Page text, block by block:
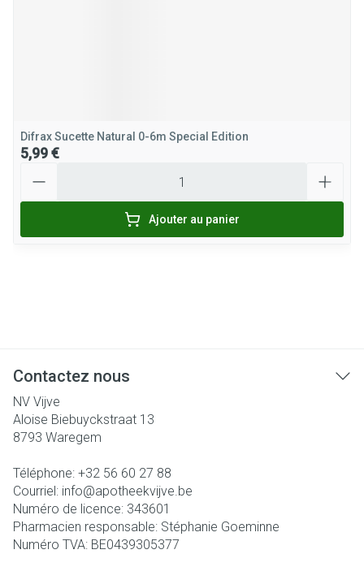
Difrax Sucette Natural 0-6m Special Edition
5,99 €
Ajouter au panier
Contactez nous
NV Vijve
Aloise Biebuyckstraat 13
8793 Waregem
Téléphone: +32 56 60 27 88
Courriel: info@apotheekvijve.be
Numéro de licence: 343601
Pharmacien responsable: Stéphanie Goeminne
Numéro TVA: BE0439305377